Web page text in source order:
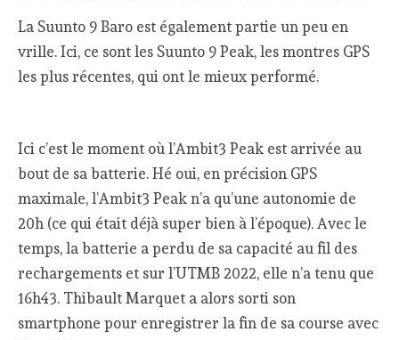
La Suunto 9 Baro est également partie un peu en
vrille. Ici, ce sont les Suunto 9 Peak, les montres GPS
les plus récentes, qui ont le mieux performé.
Ici c’est le moment où l’Ambit3 Peak est arrivée au
bout de sa batterie. Hé oui, en précision GPS
maximale, l’Ambit3 Peak n’a qu’une autonomie de
20h (ce qui était déjà super bien à l’époque). Avec le
temps, la batterie a perdu de sa capacité au fil des
rechargements et sur l’UTMB 2022, elle n’a tenu que
16h43. Thibault Marquet a alors sorti son
smartphone pour enregistrer la fin de sa course avec